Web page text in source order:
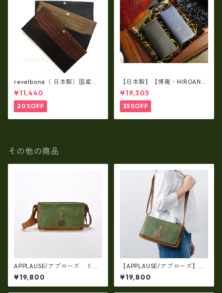
revelbona（ 日本製）国産牛
革製・お札入れ ロングウォ
レット rl-001
¥11,440
20%OFF
【日本製】【博庵・HIROAN】
最高級牛革（ボーテッド）札
入れ・長財布 ha-21535
¥19,305
35%OFF
その他の商品
APPLAUSE/アプローズ リー
フコンビ・レザーバッグ 日
本製 37-5010
¥19,800
【APPLAUSE/アプローズ】レ
ザー コンビ リーフショルダ
ー（日本製）ap-5010
¥19,800